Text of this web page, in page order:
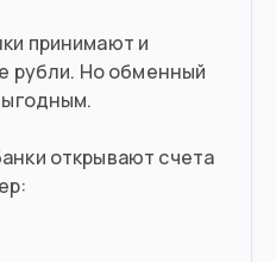
90 дней без визы
принимают и
рубли. Но обменный
открывают счета